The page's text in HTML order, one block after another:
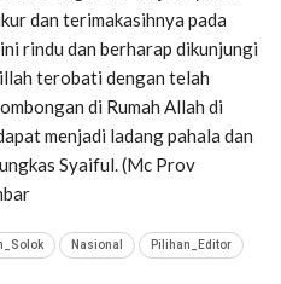
dan terimakasihnya pada
rindu dan berharap dikunjungi
terobati dengan telah
di Rumah Allah di
menjadi ladang pahala dan
Syaiful. (Mc Prov
Nasional Pilihan_Editor